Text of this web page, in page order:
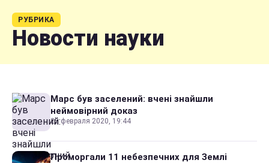
РУБРИКА
Новости науки
Марс був заселений: вчені знайшли
неймовірний доказ
25 февраля 2020, 19:44
Проморгали 11 небезпечних для Землі